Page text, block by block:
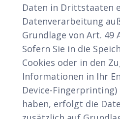
Daten in Drittstaaten
Datenverarbeitung
Grundlage von Art. 49
Sofern Sie in die
Cookies oder in den
Informationen in Ihr
Device-
haben, erfolgt die